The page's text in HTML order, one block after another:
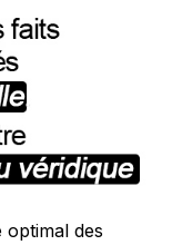
optimal des